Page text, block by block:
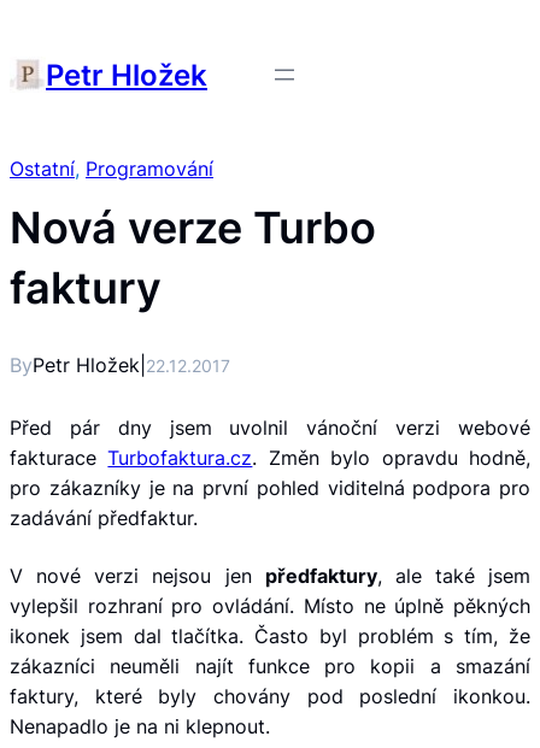
Petr Hložek
Ostatní, Programování
Nová verze Turbo
faktury
ByPetr Hložek 22.12.2017
Před pár dny jsem uvolnil vánoční verzi webové
fakturaceTurbofaktura.cz. Změn bylo opravdu hodně,
pro zákazníky je na první pohled viditelná podpora pro
zadávání předfaktur.
V nové verzi nejsou jen předfaktury, ale také jsem
vylepšil rozhraní pro ovládání. Místo ne úplně pěkných
ikonek jsem dal tlačítka. Často byl problém s tím, že
zákazníci neuměli najít funkce pro kopii a smazání
faktury, které byly chovány pod poslední ikonkou.
Nenapadlo je na ni klepnout.